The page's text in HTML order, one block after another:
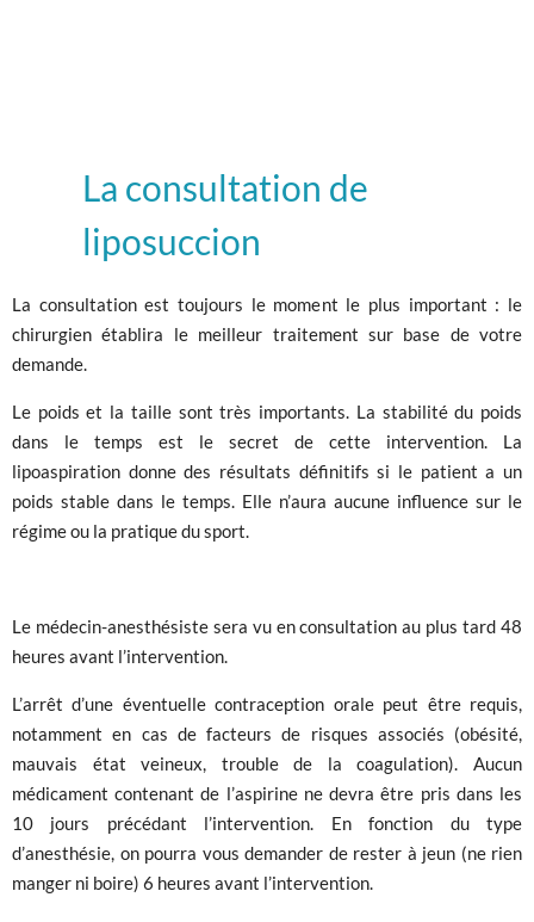
La consultation de
liposuccion
La consultation est toujours le moment le plus important : le
chirurgien établira le meilleur traitement sur base de votre
demande.
Le poids et la taille sont très importants. La stabilité du poids
dans le temps est le secret de cette intervention. La
lipoaspiration donne des résultats définitifs si le patient a un
poids stable dans le temps. Elle n’aura aucune influence sur le
régime ou la pratique du sport.
Le médecin-anesthésiste sera vu en consultation au plus tard 48
heures avant l’intervention.
L’arrêt d’une éventuelle contraception orale peut être requis,
notamment en cas de facteurs de risques associés (obésité,
mauvais état veineux, trouble de la coagulation). Aucun
médicament contenant de l’aspirine ne devra être pris dans les
10 jours précédant l’intervention. En fonction du type
d’anesthésie, on pourra vous demander de rester à jeun (ne rien
manger ni boire) 6 heures avant l’intervention.